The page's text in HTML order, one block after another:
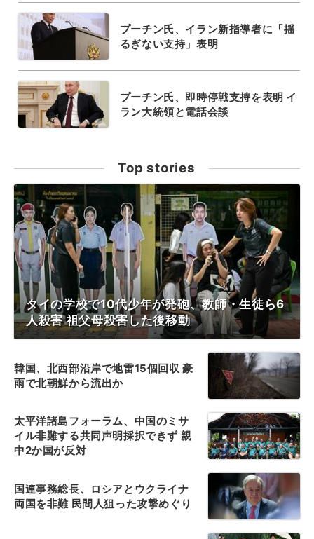
プーチン氏、イラン新指導者に「揺
るぎない支持」表明
プーチン氏、即時停戦支持を表明 イ
ラン大統領と電話会談
Top stories
タイの学校で10代少年が発砲、教師・生徒ら6
人殺害 祖父母殺害した後移動
韓国、北西部沿岸で地雷15個回収 豪
雨で北朝鮮から流出か
太平洋諸島フォーラム、中国のミサ
イル非難する共同声明採択できず 親
中2か国が反対
国連事務総長、ロシアとウクライナ
両国を非難 民間人狙った攻撃めぐり